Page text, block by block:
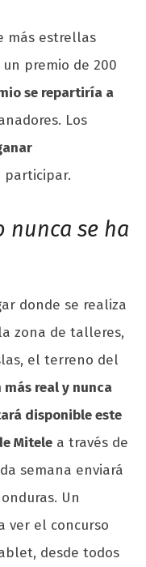
más estrellas
premio de 200
se repartiría a
Los
participar.
nunca se ha
donde se realiza
zona de talleres,
el terreno del
más real y nunca
disponible este
Mitele a través de
semana enviará
Un
ver el concurso
desde todos